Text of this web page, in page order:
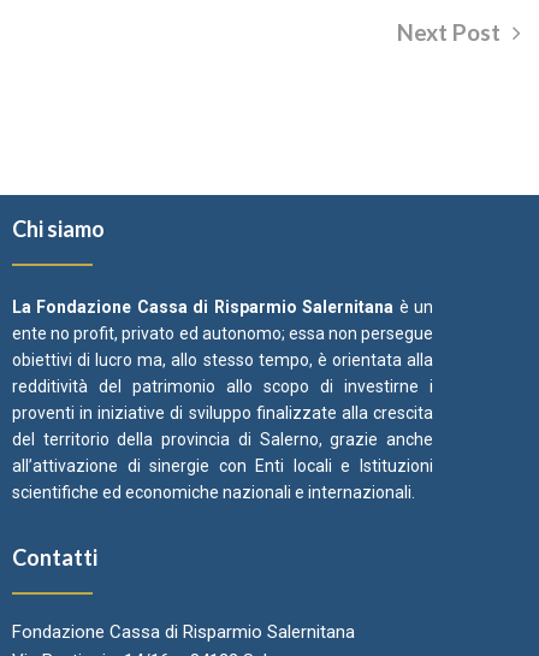
Next Post
Chi siamo
La Fondazione Cassa di Risparmio Salernitana è un
ente no profit, privato ed autonomo; essa non persegue
obiettivi di lucro ma, allo stesso tempo, è orientata alla
redditività del patrimonio allo scopo di investirne i
proventi in iniziative di sviluppo finalizzate alla crescita
del territorio della provincia di Salerno, grazie anche
all’attivazione di sinergie con Enti locali e Istituzioni
scientifiche ed economiche nazionali e internazionali.
Contatti
Fondazione Cassa di Risparmio Salernitana